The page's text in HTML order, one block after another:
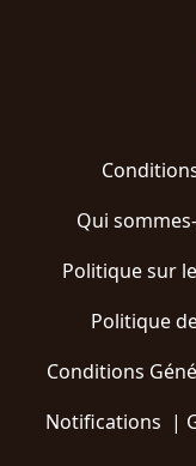
Qui
Politique sur
Politique
Conditions
Notifications |